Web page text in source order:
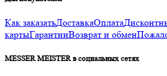
Как заказатьДоставкаОплата
картыГарантииВозврат и обмен
MESSER MEISTER в социальных сетях